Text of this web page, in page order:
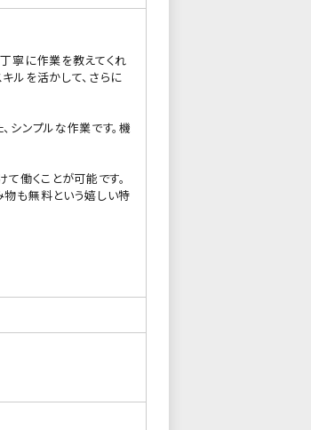
寧に作業を教えてくれ
ルを活かして、さらに
シンプルな作業です。機
働くことが可能です。
も無料という嬉しい特